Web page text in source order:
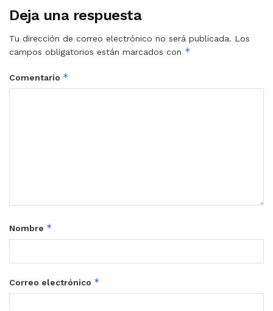
Deja una respuesta
Tu dirección de correo electrónico no será publicada. Los
campos obligatorios están marcados con *
Comentario *
Nombre *
Correo electrónico *